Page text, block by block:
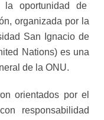
la oportunidad de
organizada por la
San Ignacio de
Nations) es una
de la ONU.
orientados por el
responsabilidad